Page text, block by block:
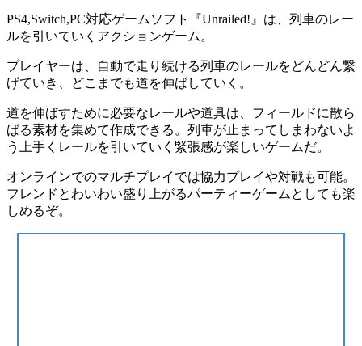
PS4,Switch,PC対応ゲームソフト 『Unrailed!』 は、列車のレー
ルを引いていく アクションゲーム。
プレイヤーは、 自動で走り続ける列車のレールをどんどん繋
げていき、どこまでも道を伸ばしていく。
道を伸ばすために必要なレールや道具は、フィールドに散ら
ばる素材を集めて作成できる。列車が止まってしまわないよ
う上手くレールを引いていく 緊張感が楽しいゲームだ。
オンラインでのマルチプレイ では協力プレイや対戦も可能。
フレンドとわいわい盛り上がるパーティーゲーム としても楽
しめるぞ。